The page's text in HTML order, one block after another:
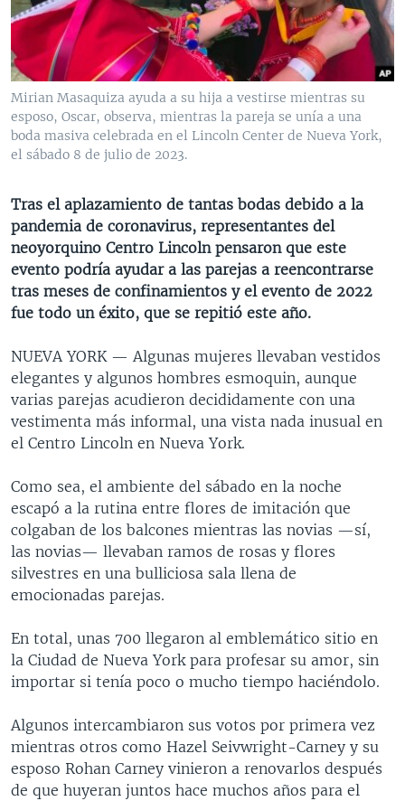
VENEZUELA
BRASIL
NICARAGUA
ECONOMÍA
ENTRETENIMIENTO Y CULTURA
TECNOLOGÍA
DEPORTES
CIENCIA Y SALUD
MULTIMEDIA
VIDEOS
FOTOGRAFÍA
AUDIOS
PROGRAMAS TV
EL MUNDO AL DÍA
FORO INTERAMERICANO
VISIÓN 360
PANORAMA
RADIO
AVANCE INFORMATIVO
AUDIONOTICIAS
ESTADOS UNIDOS AL DÍA
EL MUNDO AL DÍA [RADIO]
FORO [RADIO]
DEPORTIVO INTERNACIONAL
ENTRETENIMIENTO
DIRECT
DOCUMENTALES DE LA VOA
SÍGANOS
Mirian Masaquiza ayuda a su hija a vestirse mientras su
esposo, Oscar, observa, mientras la pareja se unía a una
boda masiva celebrada en el Lincoln Center de Nueva York,
el sábado 8 de julio de 2023.
Tras el aplazamiento de tantas bodas debido a la
pandemia de coronavirus, representantes del
neoyorquino Centro Lincoln pensaron que este
evento podría ayudar a las parejas a reencontrarse
tras meses de confinamientos y el evento de 2022
fue todo un éxito, que se repitió este año.
NUEVA YORK — Algunas mujeres llevaban vestidos
elegantes y algunos hombres esmoquin, aunque
varias parejas acudieron decididamente con una
vestimenta más informal, una vista nada inusual en
el Centro Lincoln en Nueva York.
Como sea, el ambiente del sábado en la noche
escapó a la rutina entre flores de imitación que
colgaban de los balcones mientras las novias —sí,
las novias— llevaban ramos de rosas y flores
silvestres en una bulliciosa sala llena de
emocionadas parejas.
En total, unas 700 llegaron al emblemático sitio en
la Ciudad de Nueva York para profesar su amor, sin
importar si tenía poco o mucho tiempo haciéndolo.
Algunos intercambiaron sus votos por primera vez
mientras otros como Hazel Seivwright-Carney y su
esposo Rohan Carney vinieron a renovarlos después
de que huyeran juntos hace muchos años para el